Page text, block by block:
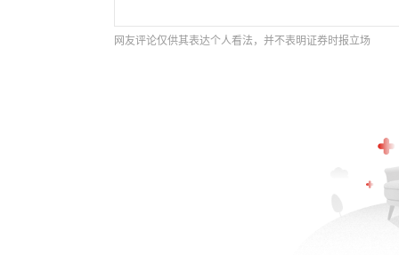
网友评论仅供其表达个人看法，并不表明证券时报立场